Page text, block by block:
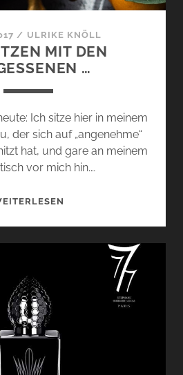
/ ULRIKE KNÖLL
MIT DEN
…
Ich sitze hier in meinem
der sich auf „angenehme“
hat, und gare an meinem
vor mich hin.…
VERGESSENEN